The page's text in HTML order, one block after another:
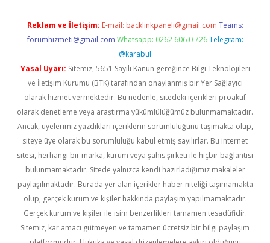
Reklam ve İletişim: E-mail: backlinkpaneli@gmail.com Teams:
forumhizmeti@gmail.com Whatsapp: 0262 606 0 726 Telegram:
@karabul
Yasal Uyarı: Sitemiz, 5651 Sayılı Kanun gereğince Bilgi Teknolojileri
ve İletişim Kurumu (BTK) tarafından onaylanmış bir Yer Sağlayıcı
olarak hizmet vermektedir. Bu nedenle, sitedeki içerikleri proaktif
olarak denetleme veya araştırma yükümlülüğümüz bulunmamaktadır.
Ancak, üyelerimiz yazdıkları içeriklerin sorumluluğunu taşımakta olup,
siteye üye olarak bu sorumluluğu kabul etmiş sayılırlar. Bu internet
sitesi, herhangi bir marka, kurum veya şahıs şirketi ile hiçbir bağlantısı
bulunmamaktadır. Sitede yalnızca kendi hazırladığımız makaleler
paylaşılmaktadır. Burada yer alan içerikler haber niteliği taşımamakta
olup, gerçek kurum ve kişiler hakkında paylaşım yapılmamaktadır.
Gerçek kurum ve kişiler ile isim benzerlikleri tamamen tesadüfidir.
Sitemiz, kar amacı gütmeyen ve tamamen ücretsiz bir bilgi paylaşım